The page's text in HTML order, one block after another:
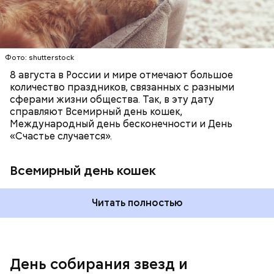
Фото: shutterstock
8 августа в России и мире отмечают большое
количество праздников, связанных с разными
сферами жизни общества. Так, в эту дату
справляют Всемирный день кошек,
Международный день бесконечности и День
«Счастье случается».
Всемирный день кошек
кошачьи магазины и другие заведения.
Читать полностью
День собирания звезд и
вечеринки, играют в видеоигры и проводят время,
наслаждаясь свободой и независимостью, пока
это возможно, ведь может быть и так, что через год
они уже не будут холостяками.
Спагетти из кабачков